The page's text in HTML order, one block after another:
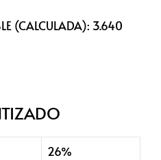
(CALCULADA): 3.640
26%